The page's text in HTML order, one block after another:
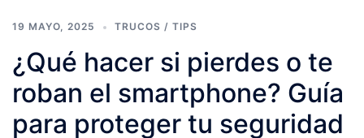
19 MAYO, 2025 TRUCOS / TIPS
¿Qué hacer si pierdes o te
roban el smartphone? Guía
para proteger tu seguridad